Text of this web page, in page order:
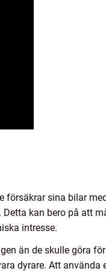
försäkrar sina bilar
kan bero på att
intresse.
än de skulle göra
dyrare. Att använda